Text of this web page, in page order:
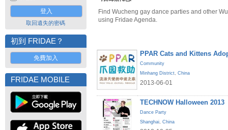
取回遺失的密碼
初到 FRIDAE？
免費加入
FRIDAE MOBILE
Find Wucheng gay dance parties and other
using Fridae Agenda.
PPAR Cats and Kittens
Community
Minhang District, China
2013-06-01
TECHNOW Halloween 2013
Dance Party
Shanghai, China